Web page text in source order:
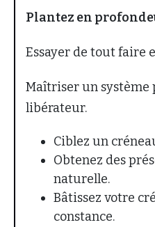
Plantez en
Essayer de tout faire
Maîtriser un système
libérateur.
Ciblez un
Obtenez des
naturelle.
Bâtissez votre
constance.